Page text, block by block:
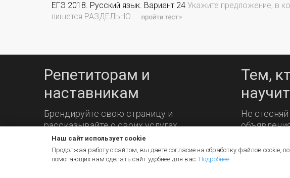
ЕГЭ 2018. Русский язык. Вариант 24 Укажите предложение, в
пишется РАЗДЕЛЬНО....
Репетиторам и
наставникам
Брендируйте свою страницу и
рассказывайте о своих услугах.
Тем,
Не
Наш сайт использует cookie
Продолжая работу с сайтом, вы даете согласие на обработку файлов cookie,
помогающих нам сделать сайт удобнее для вас. Подробнее